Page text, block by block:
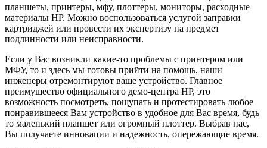
планшеты, принтеры, мфу, плоттеры, мониторы, расходные
материалы HP. Можно воспользоваться услугой заправки
картриджей или провести их экспертизу на предмет
подлинности или неисправности.
Если у Вас возникли какие-то проблемы с принтером или
МФУ, то и здесь мы готовы прийти на помощь, наши
инженеры отремонтируют ваше устройство. Главное
преимущество официального демо-центра HP, это
возможность посмотреть, пощупать и протестировать любое
понравившееся Вам устройство в удобное для Вас время, будь
то маленький планшет или огромный плоттер. Выбрав нас,
Вы получаете инновации и надежность, опережающие время.